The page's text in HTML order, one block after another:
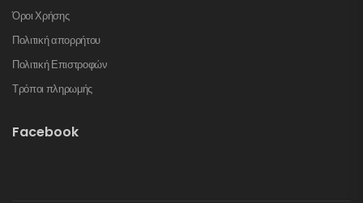
Όροι Χρήσης
Πολιτική απορρήτου
Πολιτική Επιστροφών
Τρόποι πληρωμής
Facebook